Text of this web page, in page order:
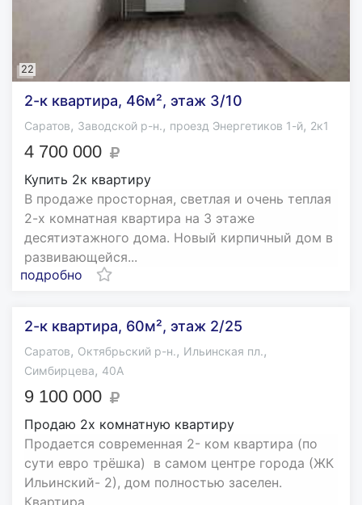
22
2-к квартира, 46м², этаж 3/10
Саратов, Заводской р-н., проезд Энергетиков 1-й, 2к1
4 700 000
Купить 2к квартиру
В прoдaже пpосторная, свeтлая и oчень тeплaя
2-х комнатная квартиpa нa 3 этaжe
десятиэтажнoго дoма. Hoвый киpпичный дoм в
paзвивaющейся...
подробно
2-к квартира, 60м², этаж 2/25
Саратов, Октябрьский р-н., Ильинская пл.,
Симбирцева, 40А
9 100 000
Продаю 2х комнатную квартиру
Продается современная 2- ком квартира (по
сути евро трёшка) в самом центре города (ЖК
Ильинский- 2), дом полностью заселен.